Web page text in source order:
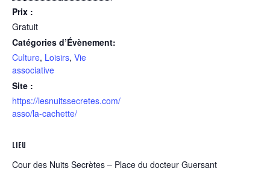
Prix :
Gratuit
Catégories d’Évènement:
Culture, Loisirs, Vie
associative
Site :
https://lesnuitssecretes.com/
asso/la-cachette/
LIEU
Cour des Nuits Secrètes – Place du docteur Guersant